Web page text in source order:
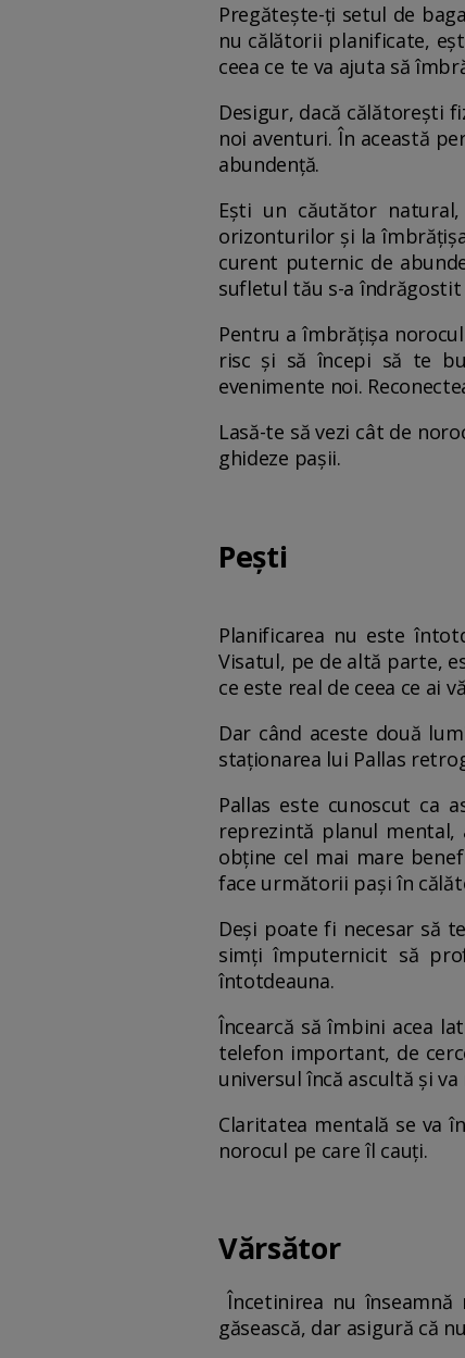
Pregătește-ți setul de
nu călătorii planificate,
ceea ce te va ajuta să
Desigur, dacă călătorești
noi aventuri. În această
abundență.
Ești un căutător
orizonturilor și la
curent puternic de
sufletul tău s-a îndrăgostit
Pentru a îmbrățișa
risc și să începi să te
evenimente noi.
Lasă-te să vezi cât de
ghideze pașii.
Pești
Planificarea nu este
Visatul, pe de altă parte,
ce este real de ceea ce ai
Dar când aceste două
staționarea lui Pallas
Pallas este cunoscut ca
reprezintă planul
obține cel mai mare
face următorii pași în
Deși poate fi necesar să
simți împuternicit să
întotdeauna.
Încearcă să îmbini acea
telefon important, de
universul încă ascultă și
Claritatea mentală se va
norocul pe care îl cauți.
Vărsător
Încetinirea nu
găsească, dar asigură că